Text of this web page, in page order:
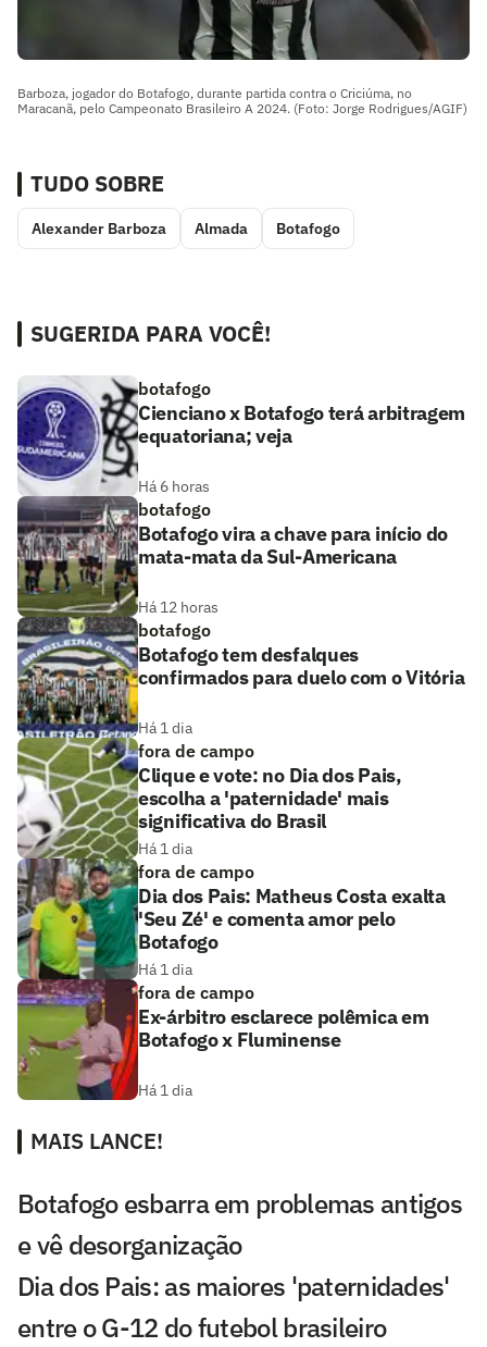
Barboza, jogador do Botafogo, durante partida contra o Criciúma, no
Maracanã, pelo Campeonato Brasileiro A 2024. (Foto: Jorge Rodrigues/AGIF)
TUDO SOBRE
Alexander Barboza Almada Botafogo
SUGERIDA PARA VOCÊ!
botafogo
Cienciano x Botafogo terá arbitragem
equatoriana; veja
Há 6 horas
botafogo
Botafogo vira a chave para início do
mata-mata da Sul-Americana
Há 12 horas
botafogo
Botafogo tem desfalques
confirmados para duelo com o Vitória
Há 1 dia
fora de campo
Clique e vote: no Dia dos Pais,
escolha a 'paternidade' mais
significativa do Brasil
Há 1 dia
fora de campo
Dia dos Pais: Matheus Costa exalta
'Seu Zé' e comenta amor pelo
Botafogo
Há 1 dia
fora de campo
Ex-árbitro esclarece polêmica em
Botafogo x Fluminense
Há 1 dia
MAIS LANCE!
Botafogo esbarra em problemas antigos
e vê desorganização
Dia dos Pais: as maiores 'paternidades'
entre o G-12 do futebol brasileiro